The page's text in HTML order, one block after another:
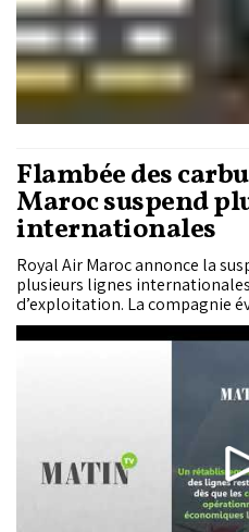
Flambée des
Maroc suspend
internationales
Royal Air Maroc annonce la
plusieurs lignes
d’exploitation. La compagnie
des prix du kérosène liée à la
ralentissement de la demande